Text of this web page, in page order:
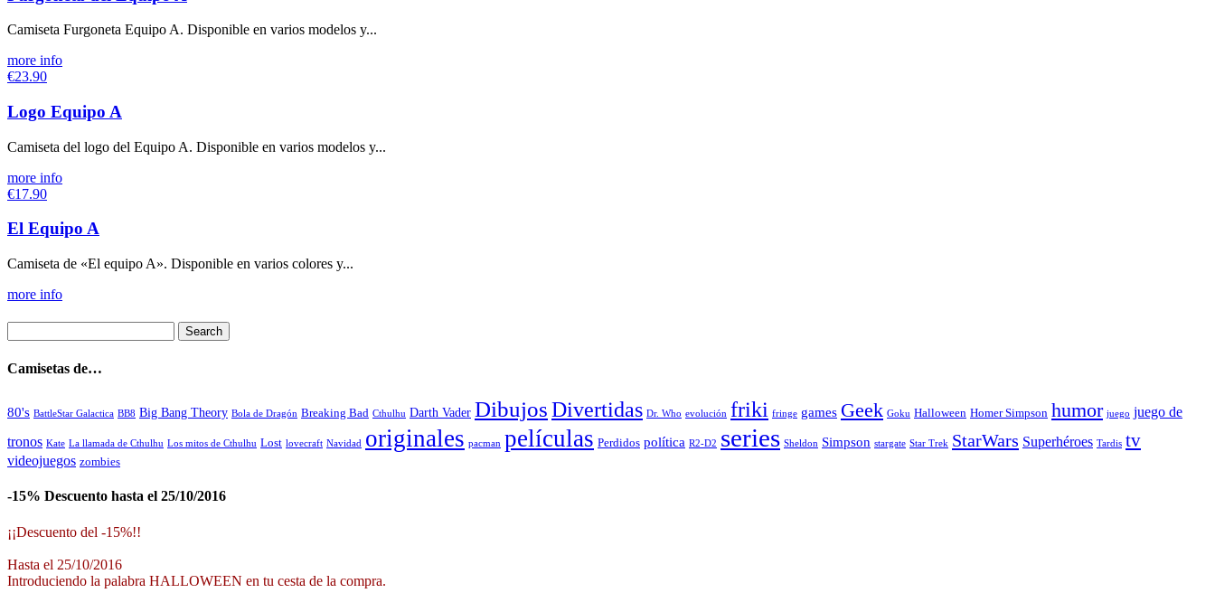
Camiseta Furgoneta Equipo A. Disponible en varios modelos y...
more info
€23.90
Logo Equipo A
Camiseta del logo del Equipo A. Disponible en varios modelos y...
more info
€17.90
El Equipo A
Camiseta de «El equipo A». Disponible en varios colores y...
more info
Camisetas de…
80's BattleStar Galactica BB8 Big Bang Theory Bola de Dragón Breaking Bad Cthulhu Darth Vader DibujosDivertidas Dr. Who evolución friki fringe games Geek Goku Halloween Homer Simpson humor juego juego de
tronos Kate La llamada de Cthulhu Los mitos de Cthulhu Lost lovecraft Navidad originales pacman películas Perdidos política R2-D2 series Sheldon Simpson stargate Star Trek StarWars Superhéroes Tardis tv
videojuegos zombies
-15% Descuento hasta el 25/10/2016
¡¡Descuento del -15%!!
Hasta el 25/10/2016
Introduciendo la palabra HALLOWEEN en tu cesta de la compra.